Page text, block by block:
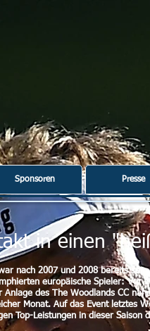
Sponsoren Presse
in einen
nach 2007 und 2008 bereits
europäische Spieler: Vor
des The Woodlands CC
Monat. Auf das Event letztes
Top-Leistungen in dieser Saison